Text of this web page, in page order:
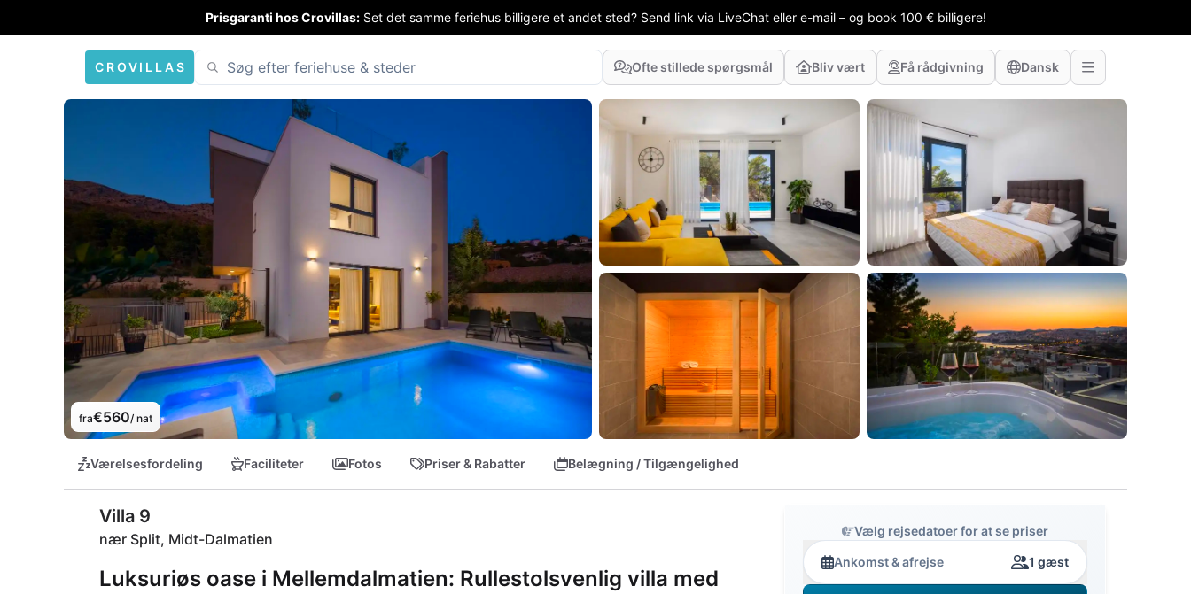
Prisgaranti hos Crovillas: Set det samme feriehus billigere et andet sted? Send link via LiveChat eller e-mail – og book 100 € billigere!
CROVILLAS Ofte stillede spørgsmål Bliv vært Få rådgivning Dansk
fra€560/ nat
Værelsesfordeling Faciliteter Fotos Priser & Rabatter Belægning / Tilgængelighed
Villa 9
nær Split, Midt-Dalmatien
Luksuriøs oase i Mellemdalmatien: Rullestolsvenlig villa med
Vælg rejsedatoer for at se priser
Ankomst & afrejse 1 gæst